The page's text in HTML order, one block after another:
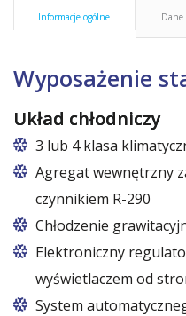
Informacje ogólne
Wyposażenie
Układ chłodniczy
3 lub 4 klasa
Agregat wewnętrzny
czynnikiem R-290
Chłodzenie
Elektroniczny
wyświetlaczem od
System